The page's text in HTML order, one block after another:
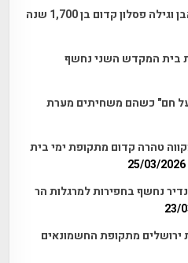
פסלון קדום בן 1,700 שנה
בית המקדש השני נחשף
חם" כשהם משחיתים מערת
טהרה קדום מתקופת ימי בית
25/03/2026
נדיר נחשף בחפירות למרגלות הר
23/
מתקופת החשמונאים